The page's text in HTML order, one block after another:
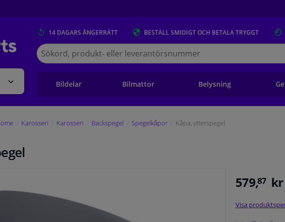
14 DAGARS ÅNGERRÄTT BESTÄLL SMIDIGT OCH BETALA TRYGGT
Sök
på
Winparts.se
Bildelar Bilmattor Belysning
Karosseri Karosseri Backspegel Spegelkåpor Kåpa, ytterspegel
579,87 kr
Visa